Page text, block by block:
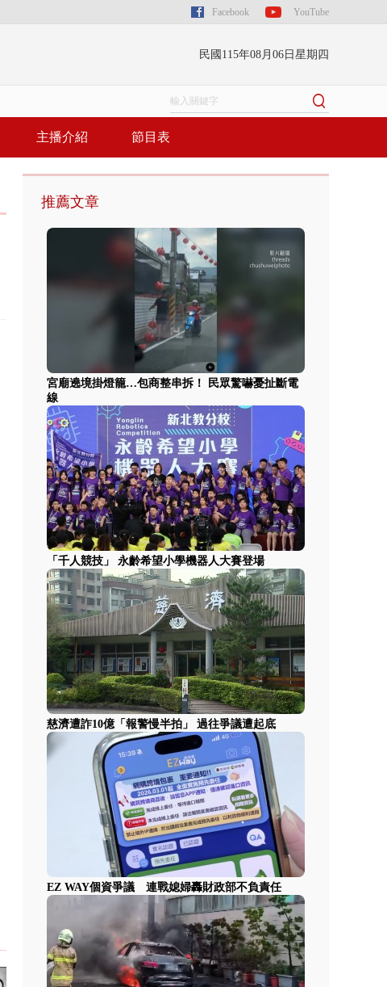
Facebook YouTube
民國115年08月06日星期四
主播介紹 節目表
推薦文章
宮廟遶境掛燈籠…包商整串拆！ 民眾驚嚇憂扯斷電
線
「千人競技」 永齡希望小學機器人大賽登場
慈濟遭詐10億「報警慢半拍」 過往爭議遭起底
EZ WAY個資爭議 連戰媳婦轟財政部不負責任